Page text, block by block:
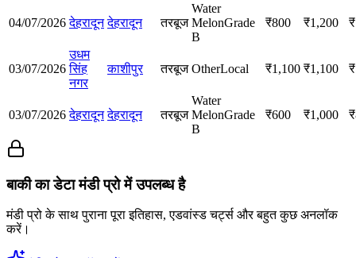
04/07/2026 देहरादून देहरादून तरबूज
Water
MelonGrade
B
₹800 ₹1,200 ₹
03/07/2026
उधम
सिंह
नगर
काशीपुर तरबूज OtherLocal ₹1,100 ₹1,100 ₹
03/07/2026 देहरादून देहरादून तरबूज
Water
MelonGrade
B
₹600 ₹1,000 ₹
बाकी का डेटा मंडी प्रो में उपलब्ध है
मंडी प्रो के साथ पुराना पूरा इतिहास, एडवांस्ड चर्ट्स और बहुत कुछ अनलॉक
करें।